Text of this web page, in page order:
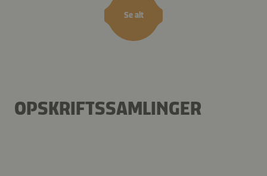
Se alt
OPSKRIFTSSAMLINGER